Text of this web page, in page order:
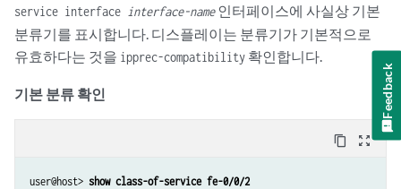
service interface interface-name인터페이스에 사실상 기본
분류기를 표시합니다. 디스플레이는 분류기가 기본적으로
유효하다는 것을 ipprec-compatibility 확인합니다.
기본 분류 확인
content_copy zoom_out_map
user@host> show class-of-service fe-0/0/2
Feedback